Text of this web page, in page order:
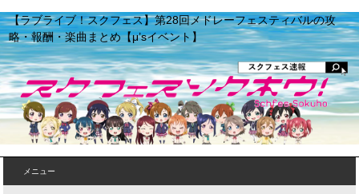
【ラブライブ！スクフェス】第28回メドレーフェスティバルの攻
略・報酬・楽曲まとめ【μ’sイベント】
メニュー